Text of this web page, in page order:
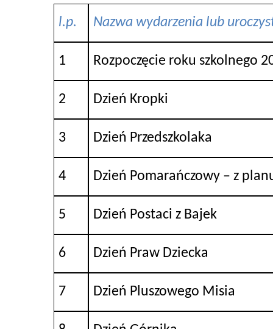
l.p. Nazwa wydarzenia lub
1 Rozpoczęcie roku szkolnego
2 Dzień Kropki
3 Dzień Przedszkolaka
4 Dzień Pomarańczowy – z
5 Dzień Postaci z Bajek
6 Dzień Praw Dziecka
7 Dzień Pluszowego Misia